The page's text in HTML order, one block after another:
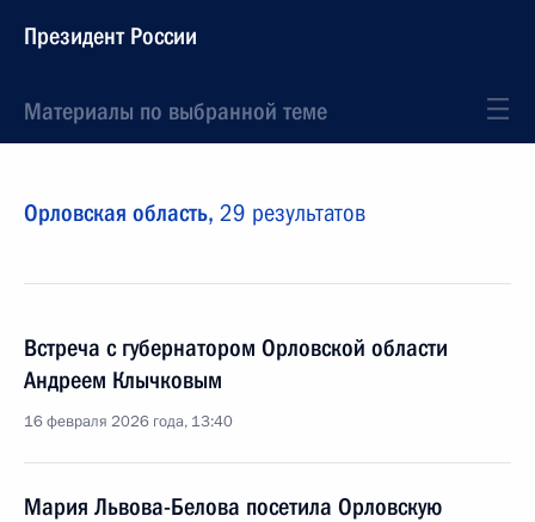
Президент России
Материалы по выбранной теме
Орловская область, 29 результатов
Встреча с губернатором Орловской области
Андреем Клычковым
16 февраля 2026 года, 13:40
Мария Львова-Белова посетила Орловскую